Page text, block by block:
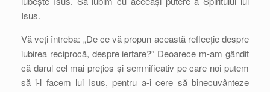
Isus.
Vă veți întreba: „De ce vă propun această reflecție despre
iubirea reciprocă, despre iertare?” Deoarece m-am gândit
că darul cel mai prețios și semnificativ pe care noi putem
să i-l facem lui Isus, pentru a-i cere să binecuvânteze